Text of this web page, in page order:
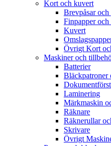
Kort och kuvert
Brevpåsar
Finpapper
Kuvert
Övrigt Kort
Maskiner och
Batterier
Bläckpatroner
Laminering
Märkmaskin
Räknare
Räknerullar
Skrivare
Övrigt